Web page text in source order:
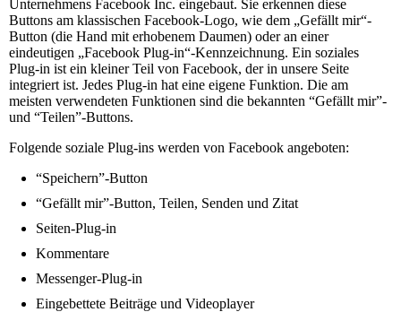
Unternehmens Facebook Inc. eingebaut. Sie erkennen diese
Buttons am klassischen Facebook-Logo, wie dem „Gefällt mir“-
Button (die Hand mit erhobenem Daumen) oder an einer
eindeutigen „Facebook Plug-in“-Kennzeichnung. Ein soziales
Plug-in ist ein kleiner Teil von Facebook, der in unsere Seite
integriert ist. Jedes Plug-in hat eine eigene Funktion. Die am
meisten verwendeten Funktionen sind die bekannten “Gefällt mir”-
und “Teilen”-Buttons.
Folgende soziale Plug-ins werden von Facebook angeboten:
“Speichern”-Button
“Gefällt mir”-Button, Teilen, Senden und Zitat
Seiten-Plug-in
Kommentare
Messenger-Plug-in
Eingebettete Beiträge und Videoplayer